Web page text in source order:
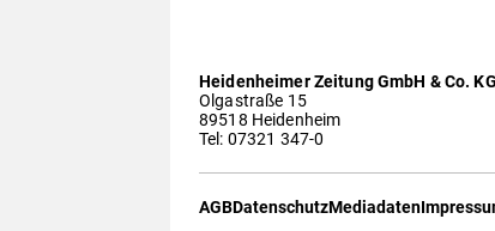
Heidenheimer Zeitung GmbH & Co. KG
Olgastraße 15
89518 Heidenheim
Tel: 07321 347-0
AGBDatenschutzMediadaten